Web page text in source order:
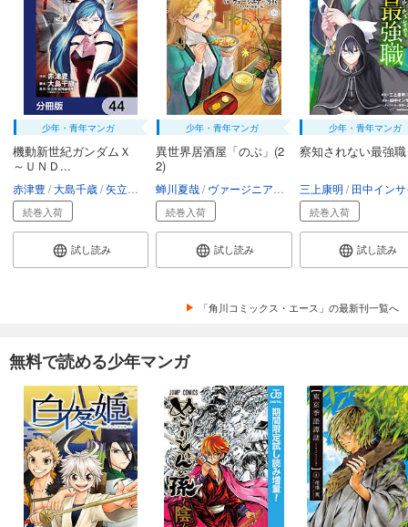
少年・青年マンガ
機動新世紀ガンダムＸ
～ＵＮＤ...
赤津豊 大島千歳 矢立肇・富野由悠季
続巻入荷
試し読み
少年・青年マンガ
異世界居酒屋「のぶ」(2
2)
蝉川夏哉 ヴァージニア二等兵 転
続巻入荷
試し読み
少年・青年マンガ
察知されない最強
三上康明 田中インサイ
続巻入荷
試し読み
「角川コミックス・エース」の最新刊一覧へ
無料で読める少年マンガ